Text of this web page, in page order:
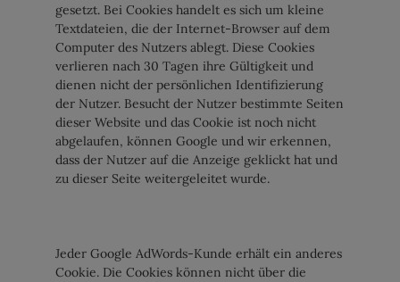
gesetzt. Bei Cookies handelt es sich um kleine
Textdateien, die der Internet-Browser auf dem
Computer des Nutzers ablegt. Diese Cookies
verlieren nach 30 Tagen ihre Gültigkeit und
dienen nicht der persönlichen Identifizierung
der Nutzer. Besucht der Nutzer bestimmte Seiten
dieser Website und das Cookie ist noch nicht
abgelaufen, können Google und wir erkennen,
dass der Nutzer auf die Anzeige geklickt hat und
zu dieser Seite weitergeleitet wurde.
Jeder Google AdWords-Kunde erhält ein anderes
Cookie. Die Cookies können nicht über die